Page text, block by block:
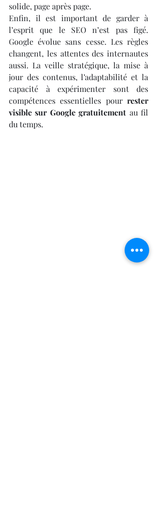
solide, page après page.
Enfin, il est important de garder à
l’esprit que le SEO n’est pas figé.
Google évolue sans cesse. Les règles
changent, les attentes des internautes
aussi. La veille stratégique, la mise à
jour des contenus, l’adaptabilité et la
capacité à expérimenter sont des
compétences essentielles pour rester
visible sur Google gratuitement au fil
du temps.